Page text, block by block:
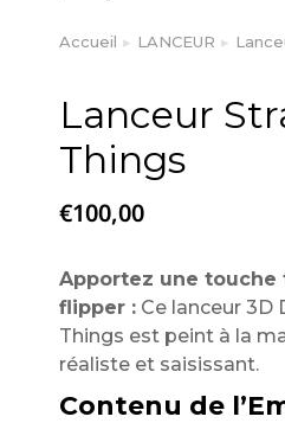
Vous êtes ici :
Accueil LANCEUR
Lanceur
Things
€100,00
Apportez une
flipper : Ce lanceur
Things est peint à la
réaliste et saisissant.
Contenu de